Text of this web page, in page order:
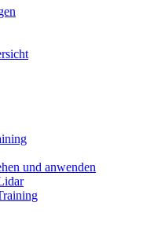
und anwenden